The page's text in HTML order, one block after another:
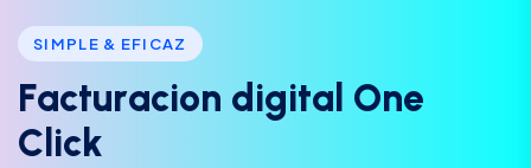
SIMPLE & EFICAZ
Facturacion d igita One
C ick